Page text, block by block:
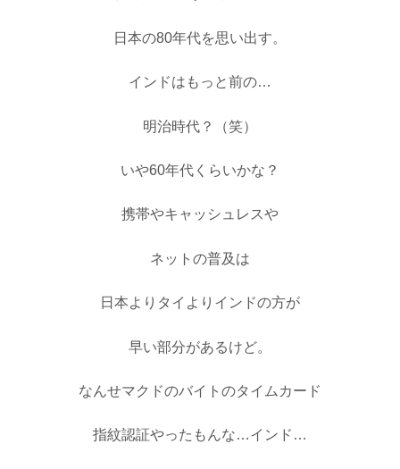
日本の80年代を思い出す。
インドはもっと前の…
明治時代？（笑）
いや60年代くらいかな？
携帯やキャッシュレスや
ネットの普及は
日本よりタイよりインドの方が
早い部分があるけど。
なんせマクドのバイトのタイムカード
指紋認証やったもんな…インド…